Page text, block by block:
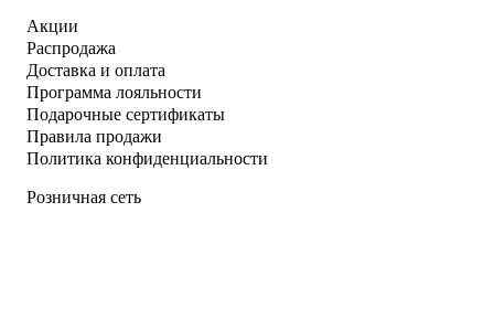
Акции
Распродажа
Доставка и оплата
Программа лояльности
Подарочные сертификаты
Правила продажи
Политика конфиденциальности
Розничная сеть